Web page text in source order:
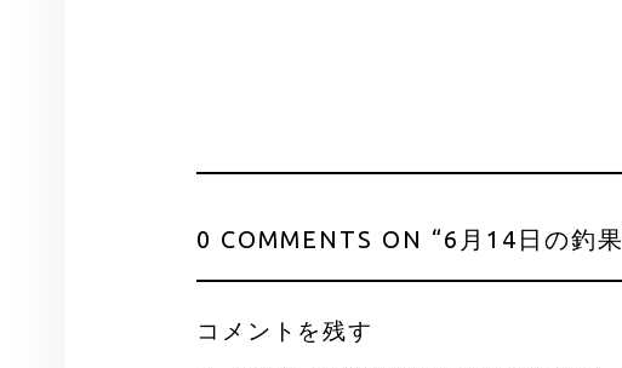
0 COMMENTS ON “6月14日の釣果
コメントを残す